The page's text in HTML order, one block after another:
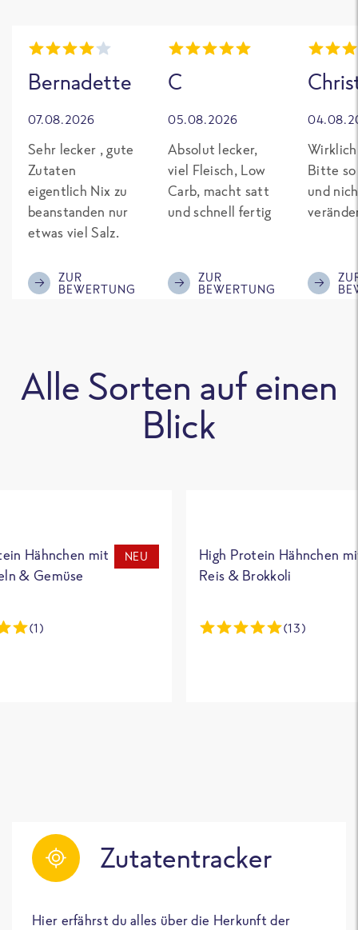
Bernadette
07.08.2026
Sehr lecker , gute
Zutaten
eigentlich Nix zu
beanstanden nur
etwas viel Salz.
ZUR
BEWERTUNG
C
05.08.2026
Absolut lecker,
viel Fleisch, Low
Carb, macht satt
und schnell fertig
ZUR
BEWERTUNG
Bitte so
und
Alle Sorten auf einen
Blick
Hähnchen mit
& Gemüse
NEU
(1)
High Protein Hähnchen
Reis & Brokkoli
(13)
Zutatentracker
Hier erfährst du alles über die Herkunft der